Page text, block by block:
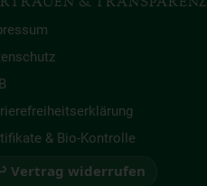
& Bio-Kontrolle
Vertrag widerrufen